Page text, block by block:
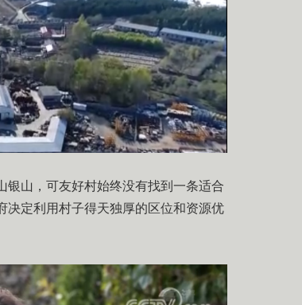
银山，可友好村始终没有找到一条适合
决定利用村子得天独厚的区位和资源优